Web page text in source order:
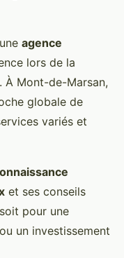
agence
lors de la
À Mont-de-Marsan,
globale de
variés et
et ses conseils
pour une
un investissement